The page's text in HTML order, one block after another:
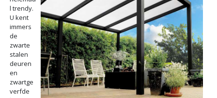
l trendy.
U kent
immers
de
zwarte
stalen
deuren
en
zwartge
verfde